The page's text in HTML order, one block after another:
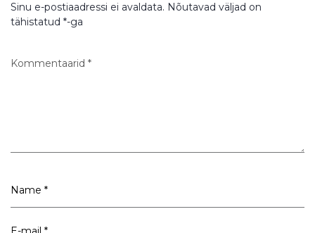
Sinu e-postiaadressi ei avaldata. Nõutavad väljad on
tähistatud *-ga